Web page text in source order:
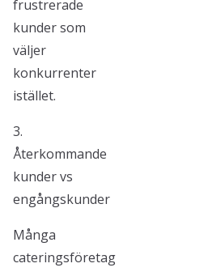
frustrerade
kunder som
väljer
konkurrenter
istället.
3.
Återkommande
kunder vs
engångskunder
Många
cateringsföretag